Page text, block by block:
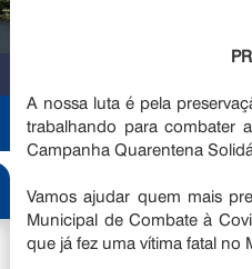
A nossa luta é pela
trabalhando para combater
Campanha Quarentena
Vamos ajudar quem mais
Municipal de Combate à
que já fez uma vítima fatal no